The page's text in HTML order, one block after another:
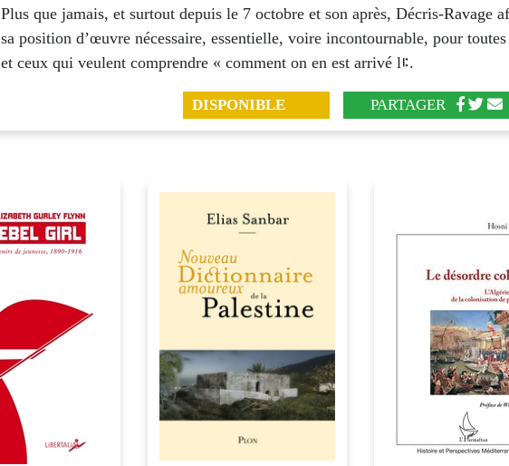
Plus que jamais, et surtout depuis le 7 octobre et son après, Décris-Ravage
sa position d’œuvre nécessaire, essentielle, voire incontournable, pour
et ceux qui veulent comprendre « comment on en est arrivé l࠻.
DISPONIBLE PARTAGER